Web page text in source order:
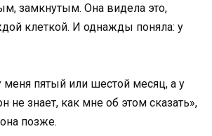
замкнутым. Она видела это,
клеткой. И однажды поняла: у
меня пятый или шестой месяц, а у
не знает, как мне об этом сказать»,
позже.